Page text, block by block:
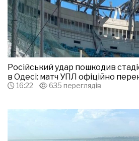
Російський удар пошкодив
в Одесі: матч УПЛ офіційно
16:22 635 переглядів